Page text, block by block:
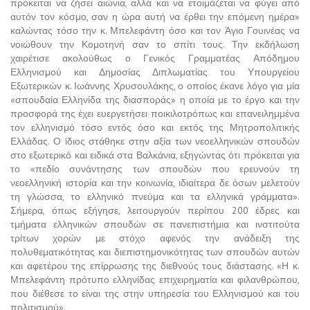
πρόκειται να ζήσει αιώνια, αλλά και να ετοιμάζεται να φύγει από
αυτόν τον κόσμο, σαν η ώρα αυτή να έρθει την επόμενη ημέρα»
καλώντας τόσο την κ. Μπελεφάντη όσο και τον Άγιο Γουινέας να
νοιώθουν την Κομοτηνή σαν το σπίτι τους. Την εκδήλωση
χαιρέτισε ακολούθως ο Γενικός Γραμματέας Απόδημου
Ελληνισμού και Δημοσίας Διπλωματίας του Υπουργείου
Εξωτερικών κ. Ιωάννης Χρυσουλάκης, ο οποίος έκανε λόγο για μία
«σπουδαία Ελληνίδα της διασποράς» η οποία με το έργο και την
προσφορά της έχει ευεργετήσει ποικιλοτρόπως και επανειλημμένα
τον ελληνισμό τόσο εντός όσο και εκτός της Μητροπολιτικής
Ελλάδας. Ο ίδιος στάθηκε στην αξία των νεοελληνικών σπουδών
στο εξωτερικό και ειδικά στα Βαλκάνια, εξηγώντας ότι πρόκειται για
το «πεδίο συνάντησης των σπουδών που ερευνούν τη
νεοελληνική ιστορία και την κοινωνία, ιδιαίτερα δε όσων μελετούν
τη γλώσσα, το ελληνικό πνεύμα και τα ελληνικά γράμματα».
Σήμερα, όπως εξήγησε, λειτουργούν περίπου 200 έδρες και
τμήματα ελληνικών σπουδών σε πανεπιστήμια και ινστιτούτα
τρίτων χορών με στόχο αφενός την ανάδειξη της
πολυθεματικότητας και διεπιστημονικότητας των σπουδών αυτών
και αφετέρου της επίρρωσης της διεθνούς τους διάστασης. «Η κ.
Μπελεφάντη πρότυπο ελληνίδας επιχειρηματία και φιλανθρώπου,
που διέθεσε το είναι της στην υπηρεσία του Ελληνισμού και του
πολιτισμού».